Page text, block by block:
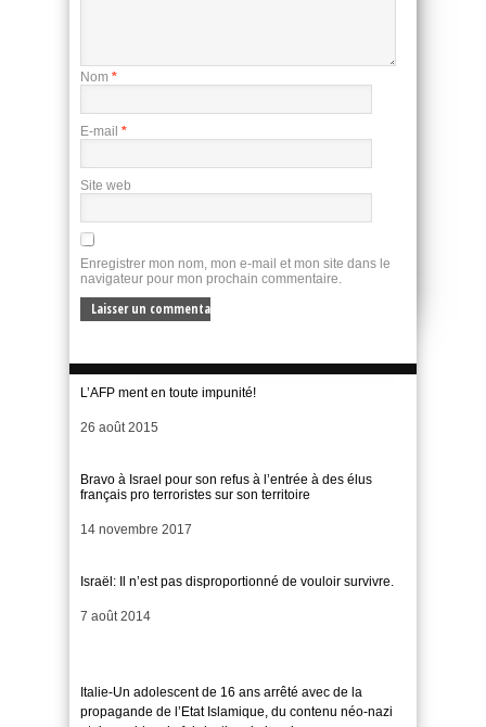
Nom *
E-mail *
Site web
Enregistrer mon nom, mon e-mail et mon site dans le
navigateur pour mon prochain commentaire.
L’AFP ment en toute impunité!
Date
26 août 2015
Bravo à Israel pour son refus à l’entrée à des élus
français pro terroristes sur son territoire
Date
14 novembre 2017
Israël: Il n’est pas disproportionné de vouloir survivre.
Date
7 août 2014
Italie-Un adolescent de 16 ans arrêté avec de la
propagande de l’Etat Islamique, du contenu néo-nazi